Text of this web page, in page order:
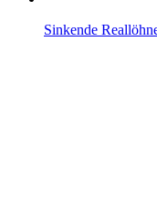
Sinkende